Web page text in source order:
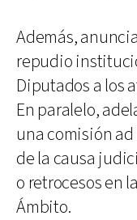
Además,
repudio
Diputados a los
En paralelo,
una comisión
de la causa
o retrocesos en
Ámbito.